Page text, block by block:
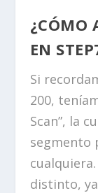
¿CÓMO
EN
Si
200,
Scan”, la
segmento
distinto,